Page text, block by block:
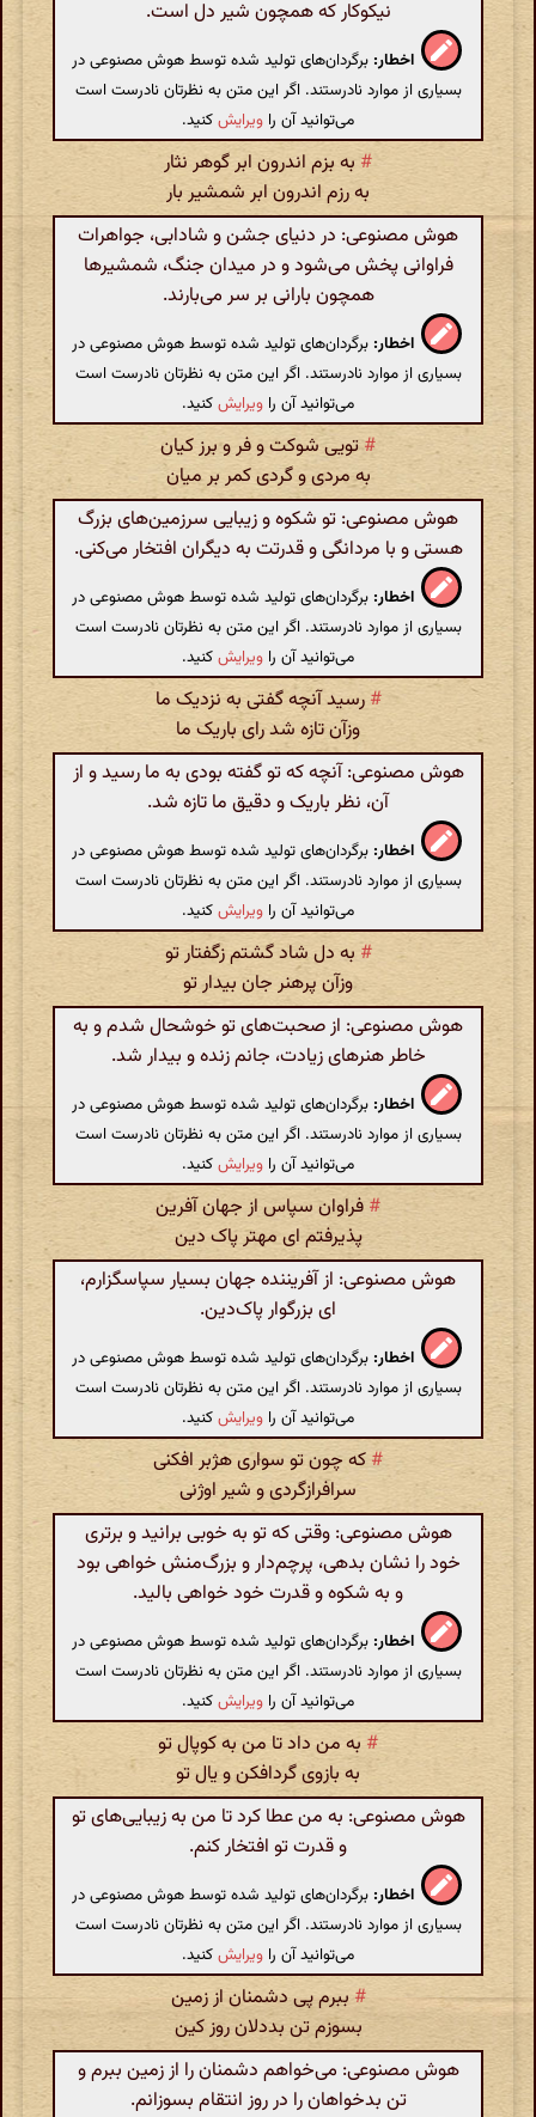
نیکوکار که همچون شیر دل است.
اخطار: برگردان‌های تولید شده توسط هوش مصنوعی در
بسیاری از موارد نادرستند. اگر این متن به نظرتان نادرست است
می‌توانید آن را ویرایشکنید.
# به بزم اندرون ابر گوهر نثار
به رزم اندرون ابر شمشیر بار
هوش مصنوعی: در دنیای جشن و شادابی، جواهرات
فراوانی پخش می‌شود و در میدان جنگ، شمشیرها
همچون بارانی بر سر می‌بارند.
اخطار: برگردان‌های تولید شده توسط هوش مصنوعی در
بسیاری از موارد نادرستند. اگر این متن به نظرتان نادرست است
می‌توانید آن را ویرایشکنید.
#تویی شوکت و فر و برز کیان
به مردی و گردی کمر بر میان
هوش مصنوعی: تو شکوه و زیبایی سرزمین‌های بزرگ
هستی و با مردانگی و قدرتت به دیگران افتخار می‌کنی.
اخطار: برگردان‌های تولید شده توسط هوش مصنوعی در
بسیاری از موارد نادرستند. اگر این متن به نظرتان نادرست است
می‌توانید آن را ویرایشکنید.
# رسید آنچه گفتی به نزدیک ما
وزآن تازه شد رای باریک ما
هوش مصنوعی: آنچه که تو گفته بودی به ما رسید و از
آن، نظر باریک و دقیق ما تازه شد.
اخطار: برگردان‌های تولید شده توسط هوش مصنوعی در
بسیاری از موارد نادرستند. اگر این متن به نظرتان نادرست است
می‌توانید آن را ویرایشکنید.
# به دل شاد گشتم زگفتار تو
وزآن پرهنر جان بیدار تو
هوش مصنوعی: از صحبت‌های تو خوشحال شدم و به
خاطر هنرهای زیادت، جانم زنده و بیدار شد.
اخطار: برگردان‌های تولید شده توسط هوش مصنوعی در
بسیاری از موارد نادرستند. اگر این متن به نظرتان نادرست است
می‌توانید آن را ویرایشکنید.
# فراوان سپاس از جهان آفرین
پذیرفتم ای مهتر پاک دین
هوش مصنوعی: از آفریننده جهان بسیار سپاسگزارم،
ای بزرگوار پاک‌دین.
اخطار: برگردان‌های تولید شده توسط هوش مصنوعی در
بسیاری از موارد نادرستند. اگر این متن به نظرتان نادرست است
می‌توانید آن را ویرایشکنید.
# که چون تو سواری هژبر افکنی
سرافرازگردی و شیر اوژنی
هوش مصنوعی: وقتی که تو به خوبی برانید و برتری
خود را نشان بدهی، پرچم‌دار و بزرگ‌منش خواهی بود
و به شکوه و قدرت خود خواهی بالید.
اخطار: برگردان‌های تولید شده توسط هوش مصنوعی در
بسیاری از موارد نادرستند. اگر این متن به نظرتان نادرست است
می‌توانید آن را ویرایشکنید.
# به من داد تا من به کوپال تو
به بازوی گردافکن و یال تو
هوش مصنوعی: به من عطا کرد تا من به زیبایی‌های تو
و قدرت تو افتخار کنم.
اخطار: برگردان‌های تولید شده توسط هوش مصنوعی در
بسیاری از موارد نادرستند. اگر این متن به نظرتان نادرست است
می‌توانید آن را ویرایشکنید.
#ببرم پی دشمنان از زمین
بسوزم تن بددلان روز کین
هوش مصنوعی: می‌خواهم دشمنان را از زمین ببرم و
تن بدخواهان را در روز انتقام بسوزانم.